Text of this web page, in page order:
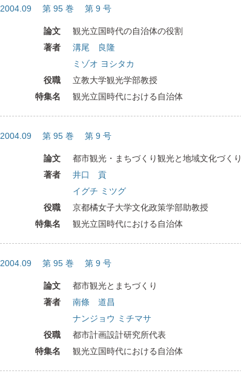
2004.09 第 95 巻 第 9 号
論文
観光立国時代の自治体の役割
著者
溝尾 良隆
ミゾオ ヨシタカ
役職
立教大学観光学部教授
特集名
観光立国時代における自治体
2004.09 第 95 巻 第 9 号
論文
都市観光・まちづくり観光と地域文化づくり
著者
井口 貢
イグチ ミツグ
役職
京都橘女子大学文化政策学部助教授
特集名
観光立国時代における自治体
2004.09 第 95 巻 第 9 号
論文
都市観光とまちづくり
著者
南條 道昌
ナンジョウ ミチマサ
役職
都市計画設計研究所代表
特集名
観光立国時代における自治体